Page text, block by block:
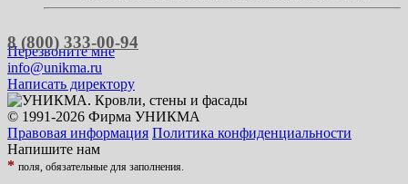
8 (800) 333-00-94
Перезвоните мне
info@unikma.ru
Написать директору
© 1991-2026 Фирма УНИКМА
Правовая информация Политика конфиденциальности
Напишите нам
* поля, обязательные для заполнения.